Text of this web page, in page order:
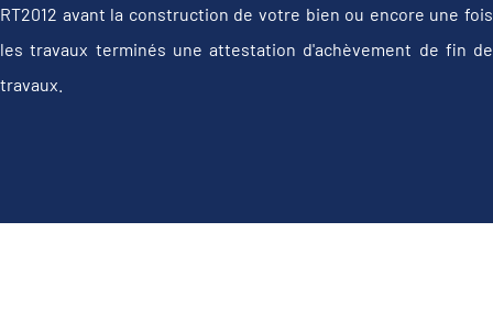
RT2012 avant la construction de votre bien ou encore une fois
les travaux terminés une attestation d'achèvement de fin de
travaux.